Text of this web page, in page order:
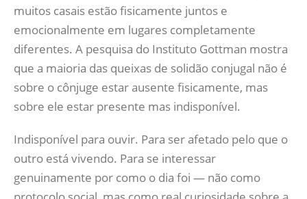
muitos casais estão fisicamente juntos e
emocionalmente em lugares completamente
diferentes. A pesquisa do Instituto Gottman mostra
que a maioria das queixas de solidão conjugal não é
sobre o cônjuge estar ausente fisicamente, mas
sobre ele estar presente mas indisponível.
Indisponível para ouvir. Para ser afetado pelo que o
outro está vivendo. Para se interessar
genuinamente por como o dia foi — não como